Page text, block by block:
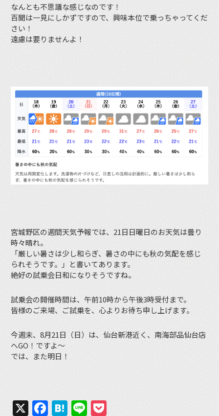
なんとも不思議な感じなのです！
百聞は一見にしかずですので、興味本位で乗っちゃってくだ
さい！
遠慮は要りませんよ！
宮城野区の週間天気予報では、21日日曜日のお天気は曇り
時々晴れ。
「厳しい暑さは少し和らぎ、暑さの中にも秋の気配を感じ
られそうです。」と書いてあります。
絶好の試乗会日和になりそうですね。
試乗会の開催時間は、午前10時から午後3時受付まで。
皆様のご来場、ご試乗を、心よりお待ち申し上げます。
今週末、8月21日（日）は、仙台新港近く、南海部品仙台店
へGO！ですよ〜
では、また明日！
X Facebook
Hatena
Line